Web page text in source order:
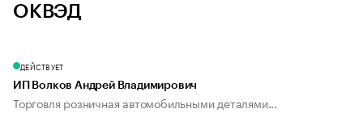
ОКВЭД
ДЕЙСТВУЕТ
ИП Волков Андрей Владимирович
Торговля розничная автомобильными деталями...